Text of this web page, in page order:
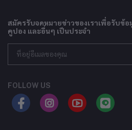
สมัครรับจดหมายข่าวของเราเพื่อรับข้
คูปอง และอื่นๆ เป็นประจำ
FOLLOW US